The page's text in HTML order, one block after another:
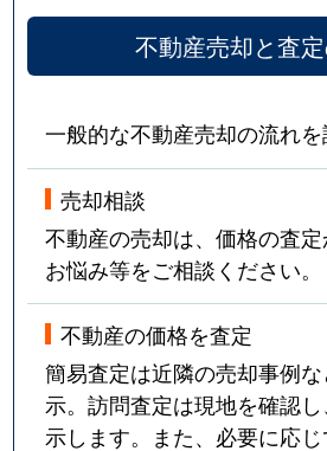
不動産売却と査
一般的な不動産売却の流れを
売却相談
不動産の売却は、価格の査定
お悩み等をご相談ください。
不動産の価格を査定
簡易査定は近隣の売却事例
示。訪問査定は現地を確認
示します。また、必要に応